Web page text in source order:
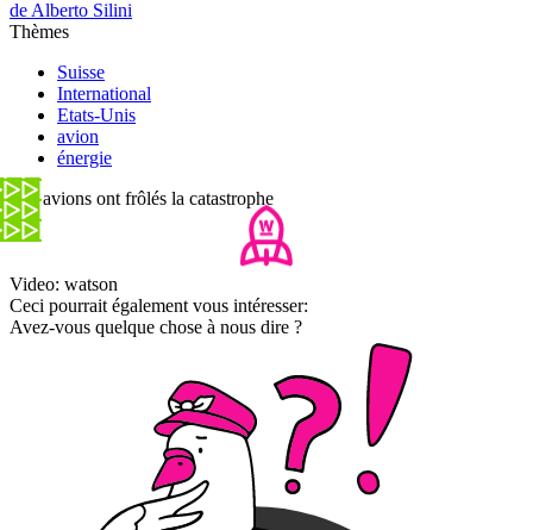
de Alberto Silini
Thèmes
Suisse
International
Etats-Unis
avion
énergie
Ces avions ont frôlés la catastrophe
Video: watson
Ceci pourrait également vous intéresser:
Avez-vous quelque chose à nous dire ?